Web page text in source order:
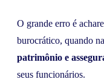
O grande erro é
burocrático, quando
patrimônio e
seus funcionários.